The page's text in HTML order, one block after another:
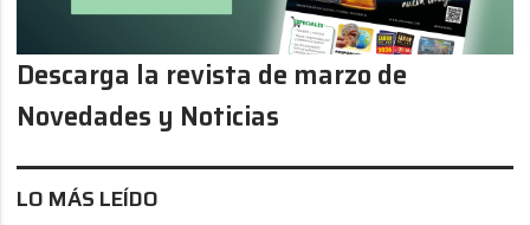
LO MÁS LEÍDO
Descarga la revista de marzo de
Novedades y Noticias